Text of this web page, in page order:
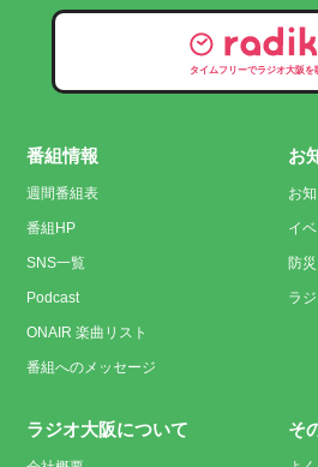
タイムフリーでラジオ大阪を
番組情報
週間番組表
番組HP
SNS一覧
Podcast
ONAIR 楽曲リスト
番組へのメッセージ
お
お
イ
防
ラ
ラジオ大阪について そ